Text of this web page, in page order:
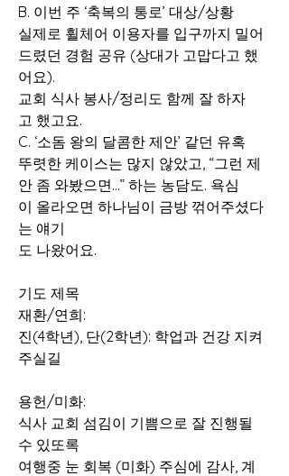
B. 이번 주 ‘축복의 통로’ 대상/상황
실제로 휠체어 이용자를 입구까지 밀어
드렸던 경험 공유 (상대가 고맙다고 했
어요).
교회 식사 봉사/정리도 함께 잘 하자
고 했고요.
C. ‘소돔 왕의 달콤한 제안’ 같던 유혹
뚜렷한 케이스는 많지 않았고, “그런 제
안 좀 와봤으면…” 하는 농담도. 욕심
이 올라오면 하나님이 금방 꺾어주셨다
는 얘기
도 나왔어요.
기도 제목
재환/연희:
진(4학년), 단(2학년): 학업과 건강 지켜
주실길
용헌/미화:
식사 교회 섬김이 기쁨으로 잘 진행될
수 있또록
여행중 눈 회복 (미화) 주심에 감사, 계